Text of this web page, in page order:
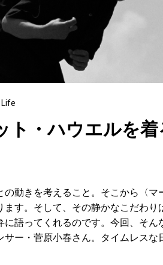
ト・ハウエルを
動きを考えること。そこから〈マ
ます。そして、その静かなこだわ
に語ってくれるのです。今回、そ
サー・菅原小春さん。タイムレス